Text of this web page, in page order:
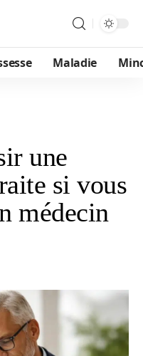
Maladie
une
si vous
médecin